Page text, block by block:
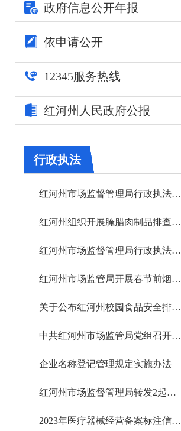
统计信息
自然资源
公安司法
重点领域信息公开
审批改革
住房保障信息公开
政府信息公开年报
依申请公开
12345服务热线
红河州人民政府公报
行政执法
红河州市场监督管理局行政执法突出问题清单
红河州组织开展腌腊肉制品排查整治工作
红河州市场监督管理局行政执法事项清单（2024年）
红河州市场监管局开展春节前烟花爆竹质量安全排查整治
关于公布红河州校园食品安全排查整治专项行动举报电话和电子邮箱的公告
中共红河州市场监管局党组召开扩大会议开展党组织书记抓基层党建工作述职评议考核
企业名称登记管理规定实施办法
红河州市场监督管理局转发2起海外知识产权纠纷应对典型案例
2023年医疗器械经营备案标注信息公示（2023年第3期）